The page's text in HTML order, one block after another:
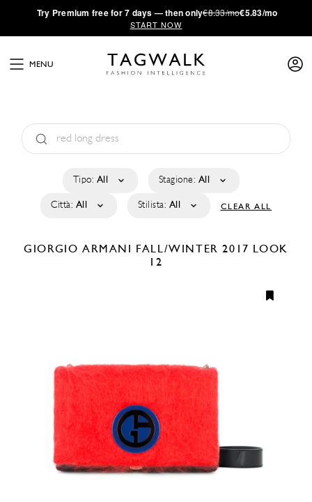
·Try Premium free for 7 days — then only€8.33/mo€5.83/mo
START NOW
MENU
Tipo: All Stagione: All
Città: All Stilista: All CLEAR ALL
GIORGIO ARMANI FALL/WINTER 2017 LOOK
12